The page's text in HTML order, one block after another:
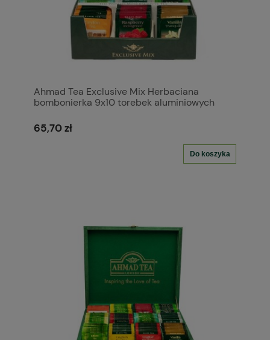
Ahmad Tea Exclusive Mix Herbaciana
bombonierka 9x10 torebek aluminiowych
65,70 zł
Do koszyka